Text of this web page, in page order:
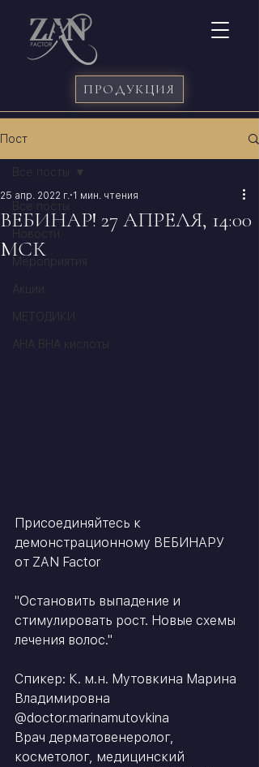
ПРОДУКЦИЯ
Пост
Все посты
Новости
Мероприятия
Акции
МЕТОДИКИ
АНА BHA кислоты
Все посты
ВЕБИНАР! 27 АПРЕЛЯ, 14:00
МСК
25 апр. 2022 г. 1 мин. чтения
Присоединяйтесь к
демонстрационному ВЕБИНАРУ
от ZAN Factor
"Остановить выпадение и
стимулировать рост. Новые схемы
лечения волос."
Спикер: К. м.н. Мутовкина Марина
Владимировна
@doctor.marinamutovkina
Врач дерматовенеролог,
косметолог, медицинский